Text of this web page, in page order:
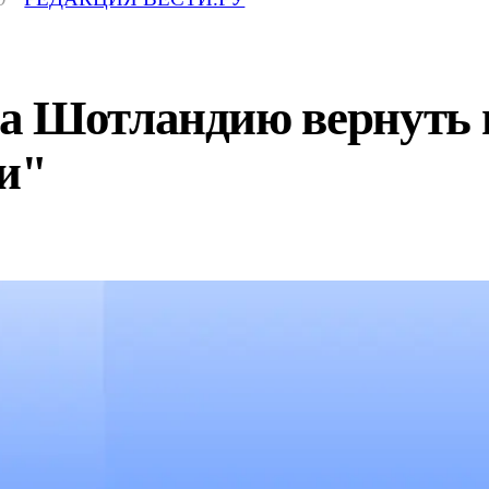
Шотландию вернуть